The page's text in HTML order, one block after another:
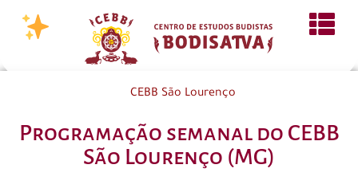
CEBB São Lourenço
Programação semanal do CEBB
São Lourenço (MG)